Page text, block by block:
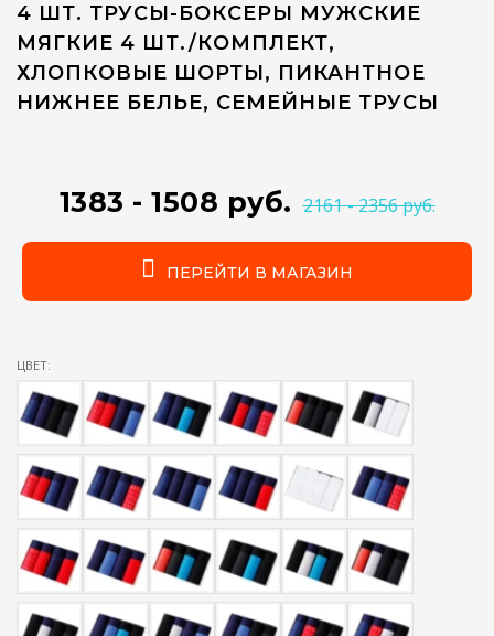
4 ШТ. ТРУСЫ-БОКСЕРЫ МУЖСКИЕ
МЯГКИЕ 4 ШТ./КОМПЛЕКТ,
ХЛОПКОВЫЕ ШОРТЫ, ПИКАНТНОЕ
НИЖНЕЕ БЕЛЬЕ, СЕМЕЙНЫЕ ТРУСЫ
1383 - 1508 руб. 2161 - 2356 руб.
ПЕРЕЙТИ В МАГАЗИН
ЦВЕТ: